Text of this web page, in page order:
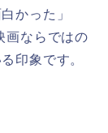
かった」
画ならではの
印象です。